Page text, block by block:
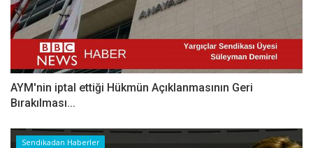
AYM'nin iptal ettiği Hükmün Açıklanmasının Geri
Bırakılması...
Sendikadan Haberler